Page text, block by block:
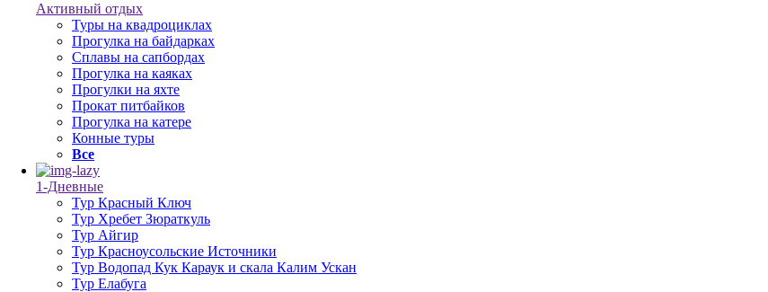
Активный отдых
Туры на квадроциклах
Прогулка на байдарках
Сплавы на сапбордах
Прогулка на каяках
Прогулки на яхте
Прокат питбайков
Прогулка на катере
Конные туры
Все
1-Дневные
Тур Красный Ключ
Тур Хребет Зюраткуль
Тур Айгир
Тур Красноусольские Источники
Тур Водопад Кук Караук и скала Калим Ускан
Тур Елабуга